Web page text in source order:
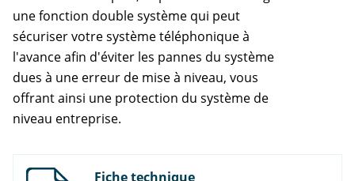
une fonction double système qui peut
sécuriser votre système téléphonique à
l'avance afin d'éviter les pannes du système
dues à une erreur de mise à niveau, vous
offrant ainsi une protection du système de
niveau entreprise.
Fiche technique